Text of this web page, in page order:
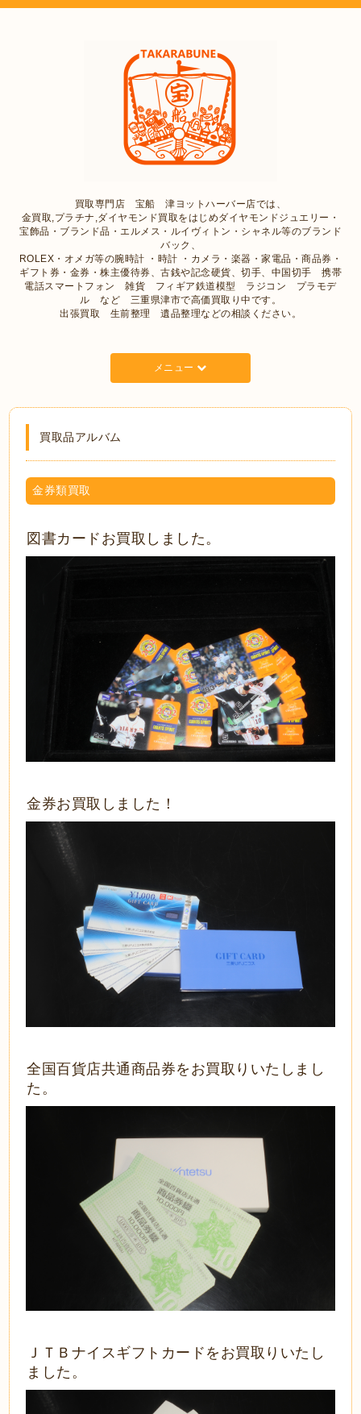
買取専門店 宝船 津ヨットハーバー店では、
金買取,プラチナ,ダイヤモンド買取をはじめダイヤモンドジュエリー・
宝飾品・ブランド品・エルメス・ルイヴィトン・シャネル等のブランド
バック、
ROLEX・オメガ等の腕時計 ・時計 ・カメラ・楽器・家電品・商品券・
ギフト券・金券・株主優待券、古銭や記念硬貨、切手、中国切手 携帯
電話スマートフォン 雑貨 フィギア鉄道模型 ラジコン プラモデ
ル など 三重県津市で高価買取り中です。
出張買取 生前整理 遺品整理などの相談ください。
メニュー
買取品アルバム
金券類買取
図書カードお買取しました。
金券お買取しました！
全国百貨店共通商品券をお買取りいたしまし
た。
ＪＴＢナイスギフトカードをお買取りいたし
ました。